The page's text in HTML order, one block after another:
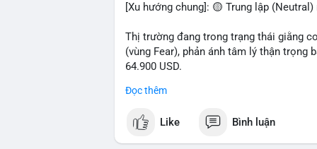
[Xu hướng chung]: 🟡 Trung lập
Thị trường đang trong trạng thái giằng
(vùng Fear), phản ánh tâm lý thận trọng
64.900 USD.
- Thị trường & Giá cả: Hoạt động cá voi
BTC (5,89 triệu USD) và 89,97 BTC
cấu danh mục. Tuy nhiên, funding rate
Đọc thêm
Like Bình luận